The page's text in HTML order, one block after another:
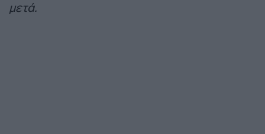
μετά.